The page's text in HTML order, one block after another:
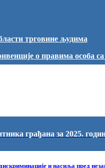
трговине људима
о правима особа
грађана за 2025.
и насиља пред